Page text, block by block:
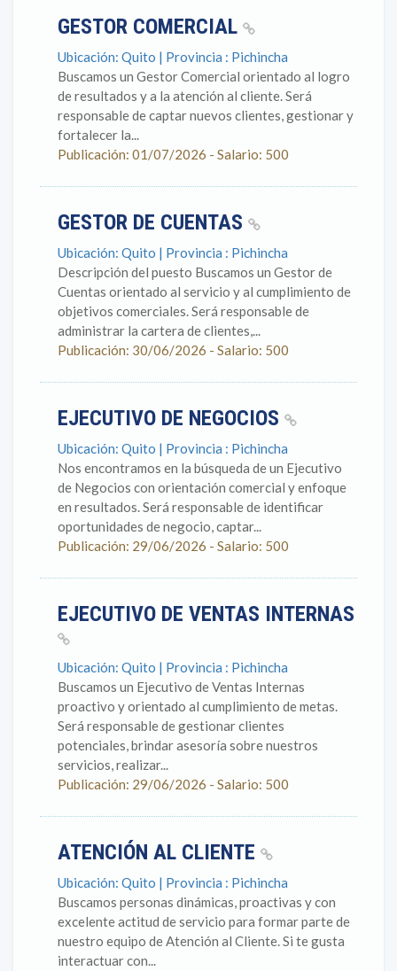
GESTOR COMERCIAL
Ubicación: Quito | Provincia : Pichincha
Buscamos un Gestor Comercial orientado al logro
de resultados y a la atención al cliente. Será
responsable de captar nuevos clientes, gestionar y
fortalecer la...
Publicación: 01/07/2026 - Salario: 500
GESTOR DE CUENTAS
Ubicación: Quito | Provincia : Pichincha
Descripción del puesto Buscamos un Gestor de
Cuentas orientado al servicio y al cumplimiento de
objetivos comerciales. Será responsable de
administrar la cartera de clientes,...
Publicación: 30/06/2026 - Salario: 500
EJECUTIVO DE NEGOCIOS
Ubicación: Quito | Provincia : Pichincha
Nos encontramos en la búsqueda de un Ejecutivo
de Negocios con orientación comercial y enfoque
en resultados. Será responsable de identificar
oportunidades de negocio, captar...
Publicación: 29/06/2026 - Salario: 500
EJECUTIVO DE VENTAS INTERNAS
Ubicación: Quito | Provincia : Pichincha
Buscamos un Ejecutivo de Ventas Internas
proactivo y orientado al cumplimiento de metas.
Será responsable de gestionar clientes
potenciales, brindar asesoría sobre nuestros
servicios, realizar...
Publicación: 29/06/2026 - Salario: 500
ATENCIÓN AL CLIENTE
Ubicación: Quito | Provincia : Pichincha
Buscamos personas dinámicas, proactivas y con
excelente actitud de servicio para formar parte de
nuestro equipo de Atención al Cliente. Si te gusta
interactuar con...